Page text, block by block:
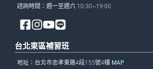
諮詢時間：週一至週六 10:30~19:00
台北東區補習班
地址：台北市忠孝東路4段155號4樓 MAP